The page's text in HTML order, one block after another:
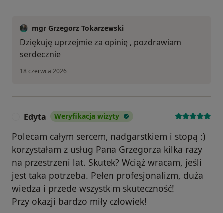
mgr Grzegorz Tokarzewski
Dziękuję uprzejmie za opinię , pozdrawiam
serdecznie
18 czerwca 2026
Edyta Weryfikacja wizyty
Polecam całym sercem, nadgarstkiem i stopą :)
korzystałam z usług Pana Grzegorza kilka razy
na przestrzeni lat. Skutek? Wciąż wracam, jeśli
jest taka potrzeba. Pełen profesjonalizm, duża
wiedza i przede wszystkim skuteczność!
Przy okazji bardzo miły człowiek!